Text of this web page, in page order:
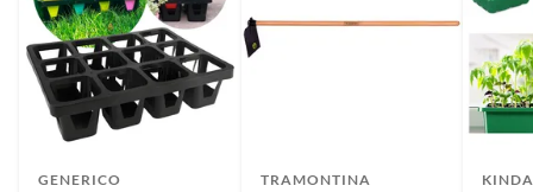
GENERICO TRAMONTINA